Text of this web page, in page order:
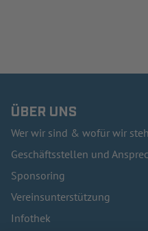
ÜBER UNS
Wer wir sind & wofür wir
Geschäftsstellen und
Sponsoring
Vereinsunterstützung
Infothek